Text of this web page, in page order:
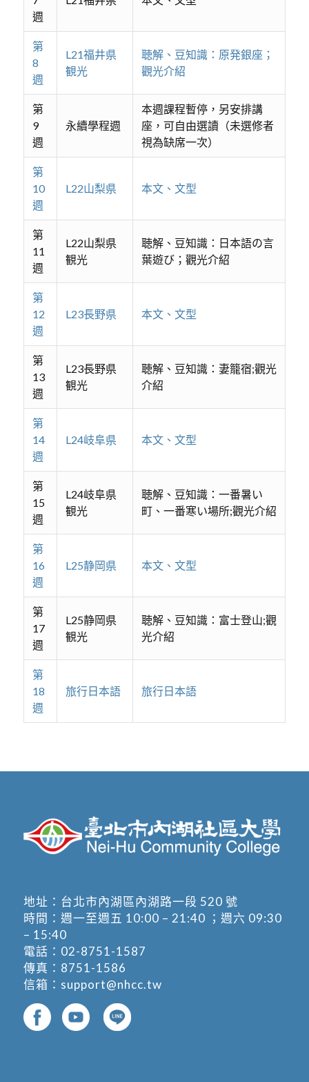
週
第
8
週
L21福井県
観光
聴解、豆知識：原発銀座；
觀光介紹
第
9
週
永續學程週
本週課程暫停，另安排講
座，可自由選讀（未選修者
視為缺席一次）
第
10
週
L22山梨県 本文、文型
第
11
週
L22山梨県
観光
聴解、豆知識：日本語の言
葉遊び；觀光介紹
第
12
週
L23長野県 本文、文型
第
13
週
L23長野県
観光
聴解、豆知識：妻籠宿;觀光
介紹
第
14
週
L24岐阜県 本文、文型
第
15
週
L24岐阜県
観光
聴解、豆知識：一番暑い
町、一番寒い場所;觀光介紹
第
16
週
L25静岡県 本文、文型
第
17
週
L25静岡県
観光
聴解、豆知識：富士登山;觀
光介紹
第
18
週
旅行日本語 旅行日本語
地址： 台北市內湖區內湖路一段 520 號
時間：週一至週五 10:00 – 21:40 ；週六 09:30
– 15:40
電話： 02-8751-1587
傳真：8751-1586
信箱： support@nhcc.tw